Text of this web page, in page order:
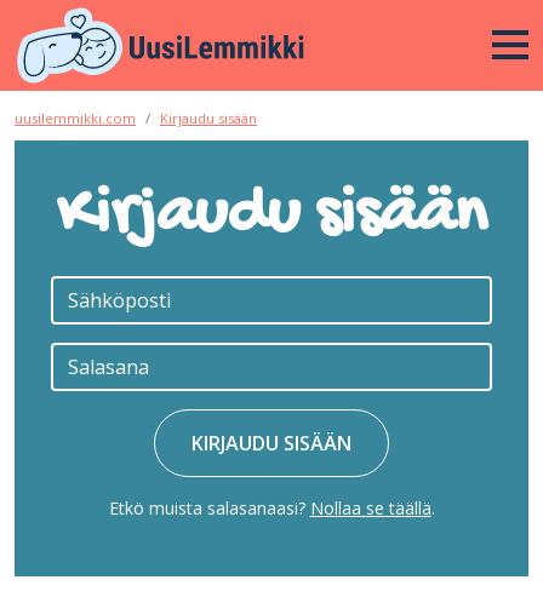
uusilemmikki.com Kirjaudu sisään
Kirjaudu sisään
KIRJAUDU SISÄÄN
Etkö muista salasanaasi? Nollaa se täällä.